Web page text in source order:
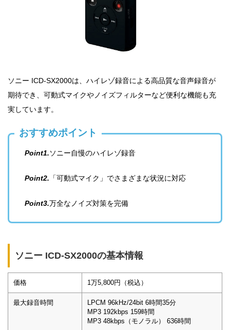
ソニー ICD-SX2000は、ハイレゾ録音による高品質な音声録音が
期待でき、可動式マイクやノイズフィルターなど便利な機能も充
実しています。
おすすめポイント
Point1.ソニー自慢のハイレゾ録音
Point2. 「可動式マイク」でさまざまな状況に対応
Point3.万全なノイズ対策を完備
ソニー ICD-SX2000の基本情報
価格 1万5,800円（税込）
最大録音時間
LPCM 96kHz/24bit 6時間35分
MP3 192kbps 159時間
MP3 48kbps（モノラル） 636時間